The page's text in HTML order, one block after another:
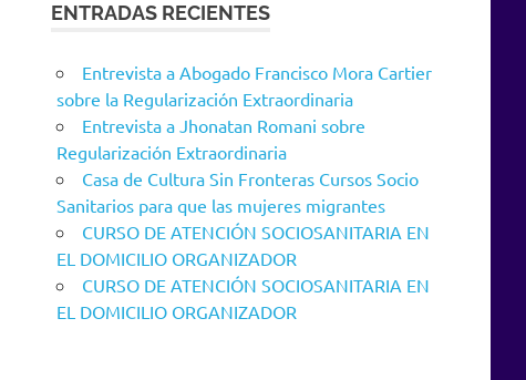
ENTRADAS RECIENTES
Entrevista a Abogado Francisco Mora Cartier
sobre la Regularización Extraordinaria
Entrevista a Jhonatan Romani sobre
Regularización Extraordinaria
Casa de Cultura Sin Fronteras Cursos Socio
Sanitarios para que las mujeres migrantes
CURSO DE ATENCIÓN SOCIOSANITARIA EN
EL DOMICILIO ORGANIZADOR
CURSO DE ATENCIÓN SOCIOSANITARIA EN
EL DOMICILIO ORGANIZADOR